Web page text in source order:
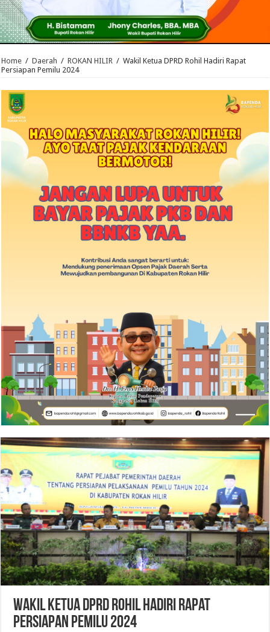
Home / Daerah / ROKAN HILIR / Wakil Ketua DPRD Rohil Hadiri Rapat
Persiapan Pemilu 2024
Wakil Ketua DPRD Rohil Hadiri Rapat
Persiapan Pemilu 2024